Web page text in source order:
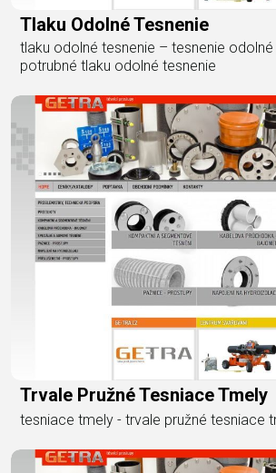
Tlaku Odolné Tesnenie
tlaku odolné tesnenie – tesnenie odolné
potrubné tlaku odolné tesnenie
Trvale Pružné Tesniace Tmely
tesniace tmely - trvale pružné tesniace